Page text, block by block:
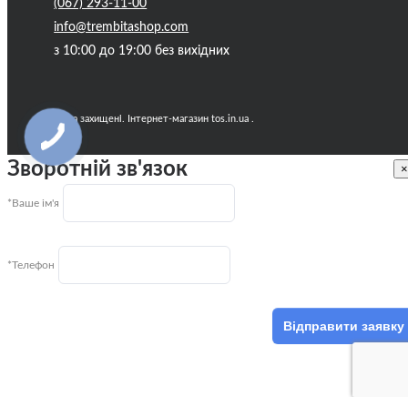
(067) 293-11-00
info@trembitashop.com
з 10:00 до 19:00 без вихідних
Всі права захищені. Інтернет-магазин tos.in.ua .
Зворотній зв'язок ×
*Ваше ім'я
*Телефон
Відправити заявку